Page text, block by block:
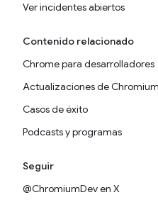
Ver incidentes abiertos
Contenido relacionado
Chrome para desarrolladores
Actualizaciones de Chromium
Casos de éxito
Podcasts y programas
Seguir
@ChromiumDev en X